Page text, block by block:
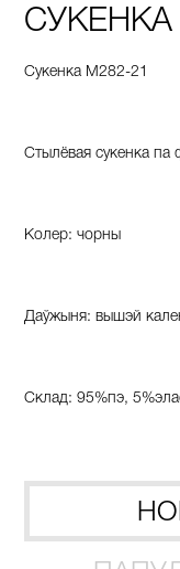
СУКЕНКА
Сукенка М282-21
Стылёвая сукенка па
Колер: чорны
Даўжыня: вышэй
Склад: 95%пэ,